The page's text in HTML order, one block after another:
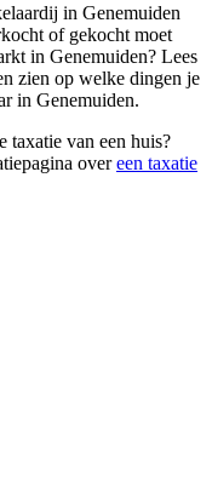
in Genemuiden
of gekocht moet
in Genemuiden? Lees
zien op welke dingen je
in Genemuiden.
taxatie van een huis?
overeen taxatie